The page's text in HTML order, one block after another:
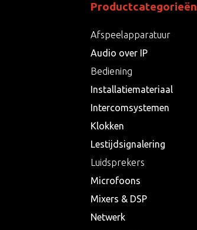
Productcategorieën
Afspeelapparatuur
Audio over IP
Bediening
Installatiemateriaal
Intercomsystemen
Klokken
Lestijdsignalering
Luidsprekers
Microfoons
Mixers & DSP
Netwerk